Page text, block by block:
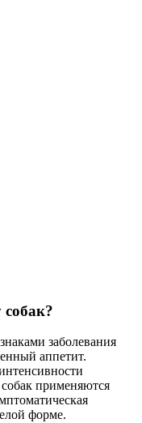
собак?
заболевания
аппетит.
применяются
форме.